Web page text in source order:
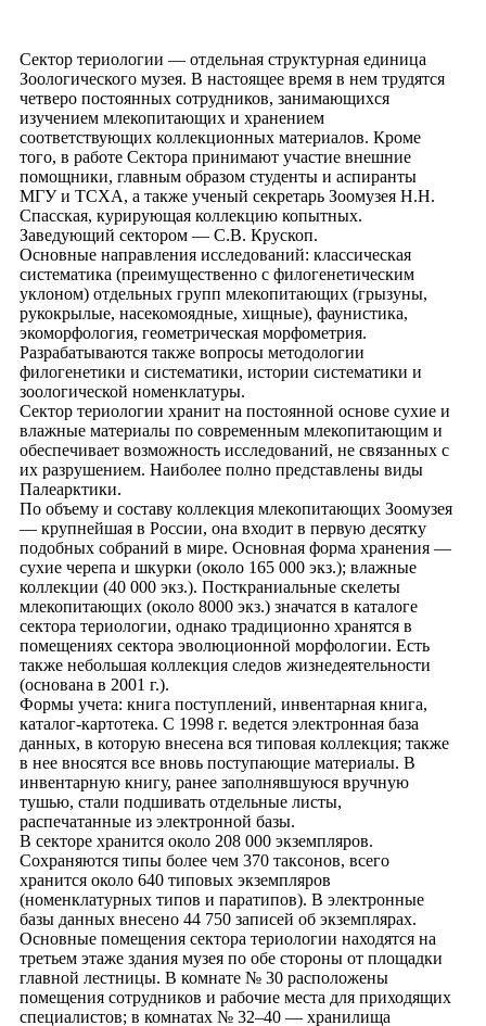
Сектор териологии — отдельная структурная единица
Зоологического музея. В настоящее время в нем трудятся
четверо постоянных сотрудников, занимающихся
изучением млекопитающих и хранением
соответствующих коллекционных материалов. Кроме
того, в работе Сектора принимают участие внешние
помощники, главным образом студенты и аспиранты
МГУ и ТСХА, а также ученый секретарь Зоомузея Н.Н.
Спасская, курирующая коллекцию копытных.
Заведующий сектором — С.В. Крускоп.
Основные направления исследований: классическая
систематика (преимущественно с филогенетическим
уклоном) отдельных групп млекопитающих (грызуны,
рукокрылые, насекомоядные, хищные), фаунистика,
экоморфология, геометрическая морфометрия.
Разрабатываются также вопросы методологии
филогенетики и систематики, истории систематики и
зоологической номенклатуры.
Сектор териологии хранит на постоянной основе сухие и
влажные материалы по современным млекопитающим и
обеспечивает возможность исследований, не связанных с
их разрушением. Наиболее полно представлены виды
Палеарктики.
По объему и составу коллекция млекопитающих Зоомузея
— крупнейшая в России, она входит в первую десятку
подобных собраний в мире. Основная форма хранения —
сухие черепа и шкурки (около 165 000 экз.); влажные
коллекции (40 000 экз.). Посткраниальные скелеты
млекопитающих (около 8000 экз.) значатся в каталоге
сектора териологии, однако традиционно хранятся в
помещениях сектора эволюционной морфологии. Есть
также небольшая коллекция следов жизнедеятельности
(основана в 2001 г.).
Формы учета: книга поступлений, инвентарная книга,
каталог-картотека. С 1998 г. ведется электронная база
данных, в которую внесена вся типовая коллекция; также
в нее вносятся все вновь поступающие материалы. В
инвентарную книгу, ранее заполнявшуюся вручную
тушью, стали подшивать отдельные листы,
распечатанные из электронной базы.
В секторе хранится около 208 000 экземпляров.
Сохраняются типы более чем 370 таксонов, всего
хранится около 640 типовых экземпляров
(номенклатурных типов и паратипов). В электронные
базы данных внесено 44 750 записей об экземплярах.
Основные помещения сектора териологии находятся на
третьем этаже здания музея по обе стороны от площадки
главной лестницы. В комнате № 30 расположены
помещения сотрудников и рабочие места для приходящих
специалистов; в комнатах № 32–40 — хранилища